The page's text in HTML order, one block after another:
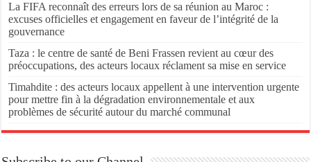
La FIFA reconnaît des erreurs lors de sa réunion au Maroc :
excuses officielles et engagement en faveur de l’intégrité de la
gouvernance
Taza : le centre de santé de Beni Frassen revient au cœur des
préoccupations, des acteurs locaux réclament sa mise en service
Timahdite : des acteurs locaux appellent à une intervention urgente
pour mettre fin à la dégradation environnementale et aux
problèmes de sécurité autour du marché communal